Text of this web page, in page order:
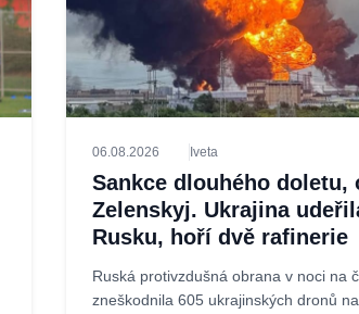
06.08.2026 Iveta
Sankce dlouhého doletu,
Zelenskyj. Ukrajina
Rusku, hoří dvě rafinerie
Ruská protivzdušná obrana v noci na
zneškodnila 605 ukrajinských dronů